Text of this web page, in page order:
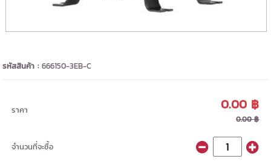
รหัสสินค้า :666150-3EB-C
ราคา 0.00 ฿
0.00 ฿
จำนวนที่จะซื้อ